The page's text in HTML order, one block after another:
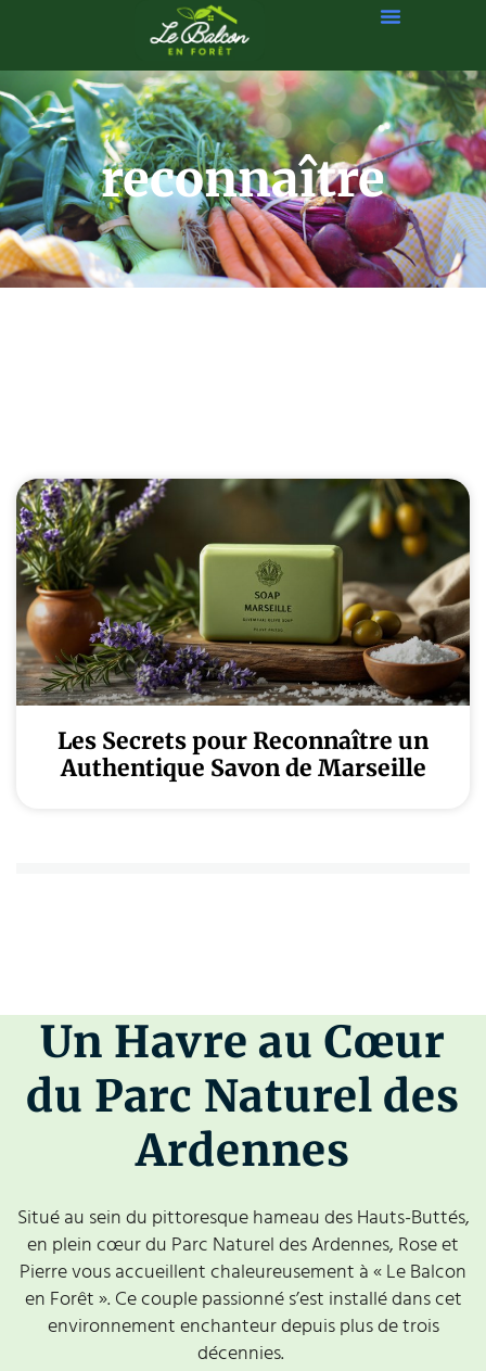
reconnaître
Les Secrets pour Reconnaître un
Authentique Savon de Marseille
Un Havre au Cœur
du Parc Naturel des
Ardennes
Situé au sein du pittoresque hameau des Hauts-Buttés,
en plein cœur du Parc Naturel des Ardennes, Rose et
Pierre vous accueillent chaleureusement à « Le Balcon
en Forêt ». Ce couple passionné s’est installé dans cet
environnement enchanteur depuis plus de trois
décennies.